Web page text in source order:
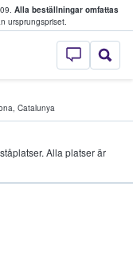
Alla beställningar omfattas
ursprungspriset.
– där
, Catalunya
Alla platser är